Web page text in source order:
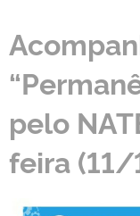
pelo
feira (11/